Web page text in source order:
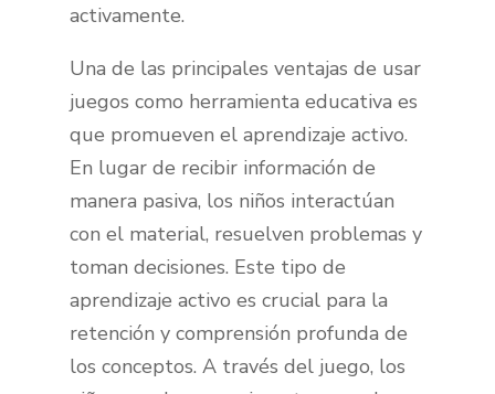
activamente.
Una de las principales ventajas de usar
juegos como herramienta educativa es
que promueven el aprendizaje activo.
En lugar de recibir información de
manera pasiva, los niños interactúan
con el material, resuelven problemas y
toman decisiones. Este tipo de
aprendizaje activo es crucial para la
retención y comprensión profunda de
los conceptos. A través del juego, los